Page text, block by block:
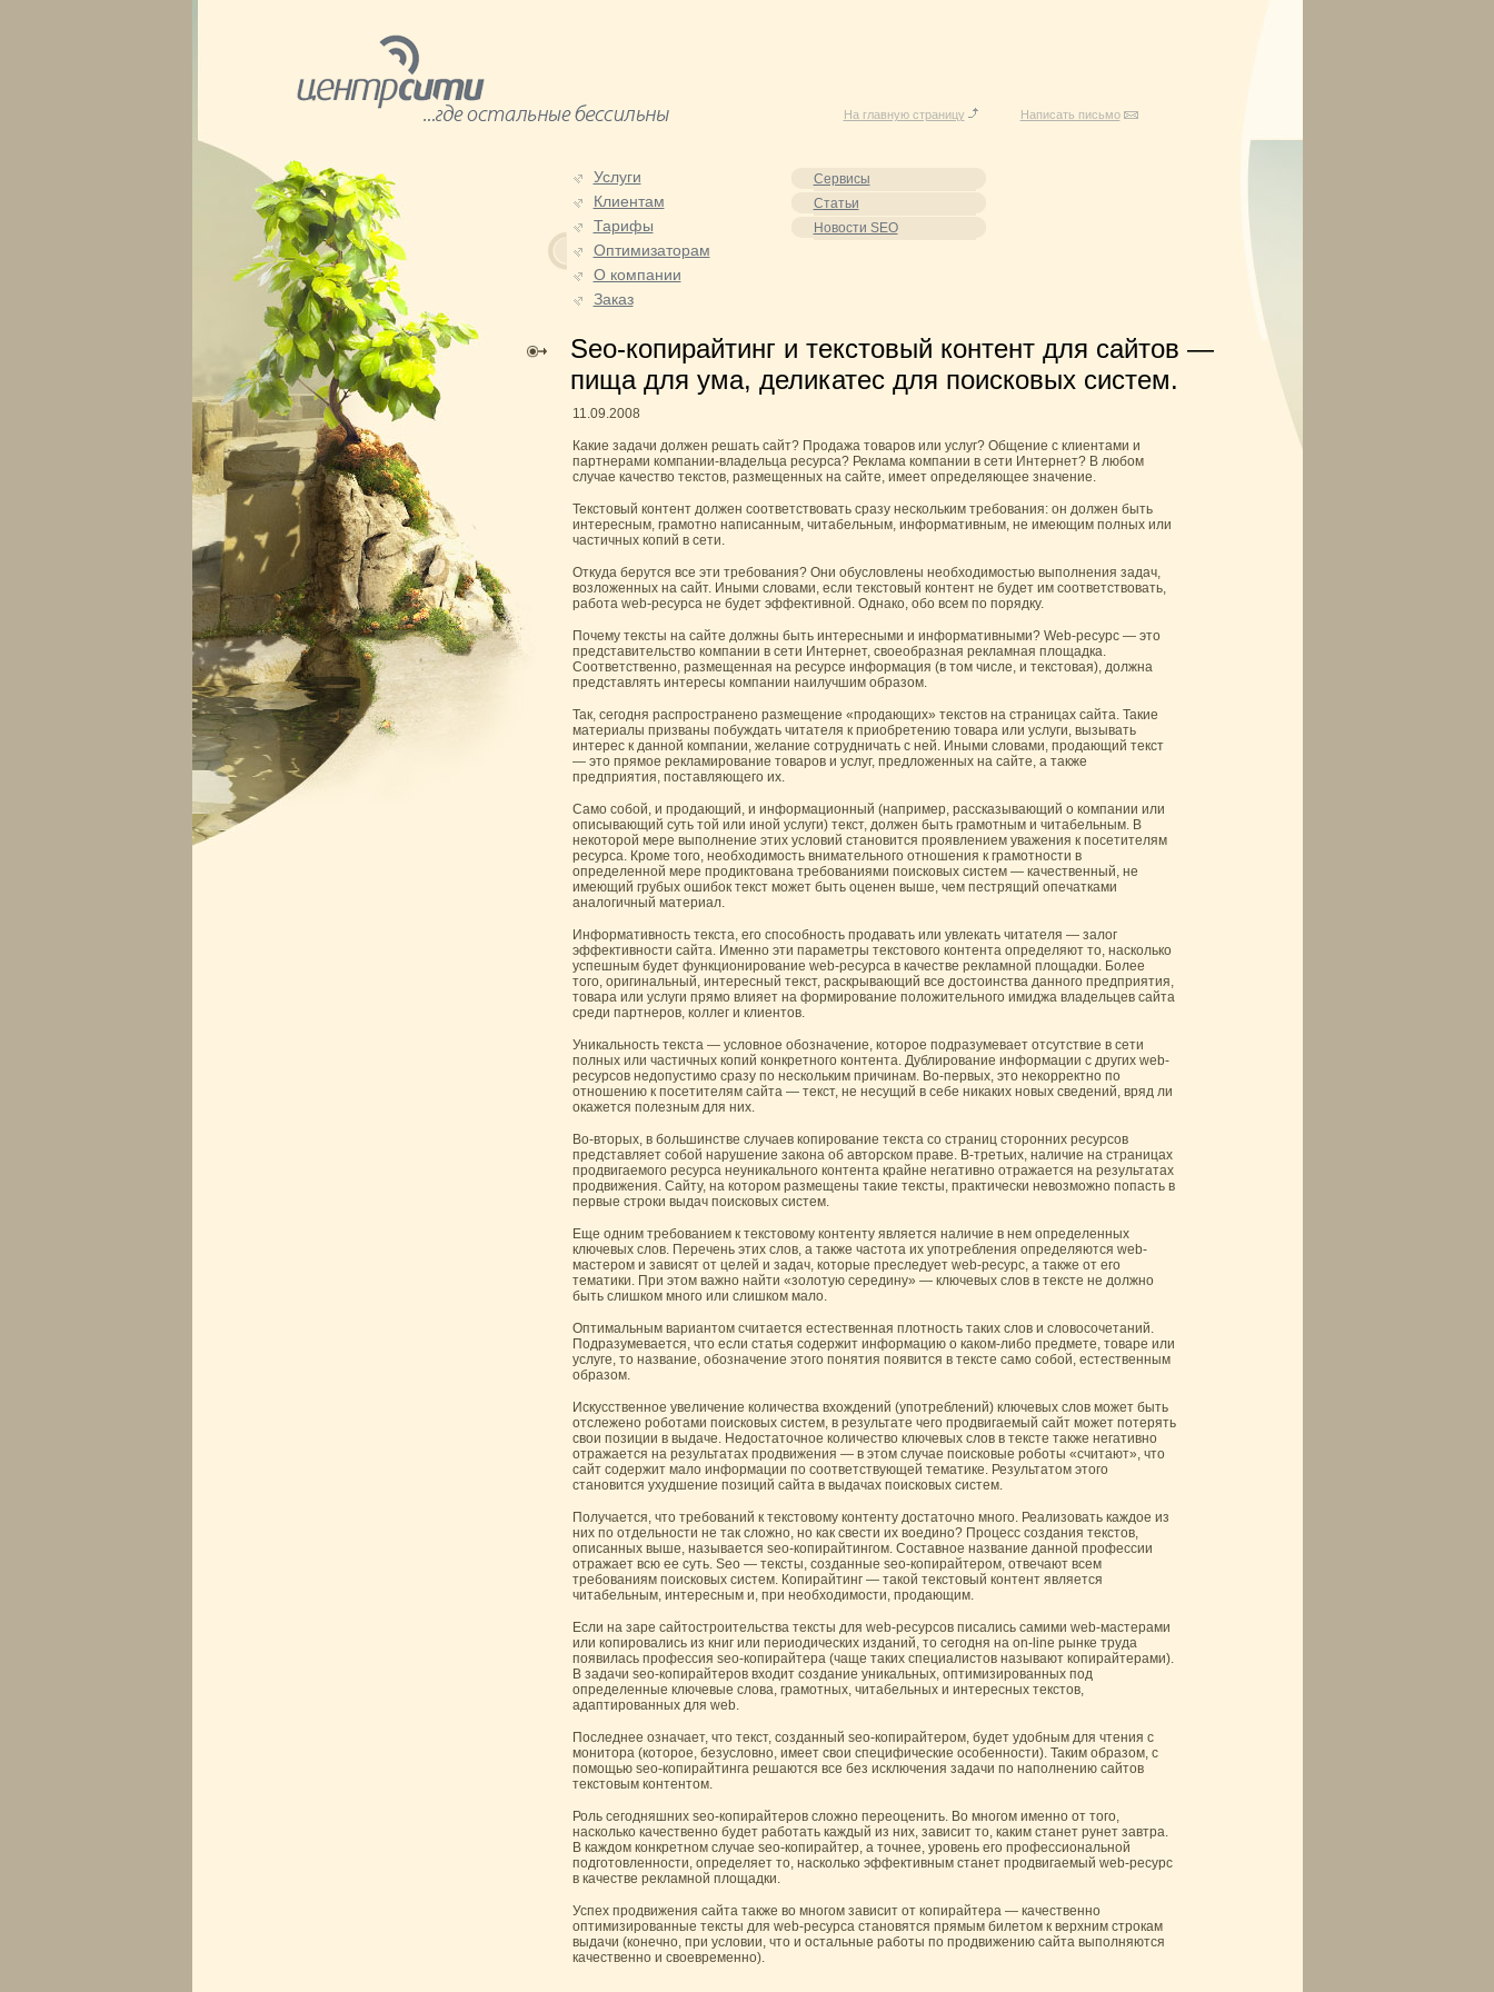
На главную страницу Написать письмо
Услуги
Сервисы
Статьи
Новости SEO
Клиентам
Тарифы
Оптимизаторам
О компании
Заказ
Seo-копирайтинг и текстовый контент для сайтов —
пища для ума, деликатес для поисковых систем.
11.09.2008
Какие задачи должен решать сайт? Продажа товаров или услуг? Общение с клиентами и
партнерами компании-владельца ресурса? Реклама компании в сети Интернет? В любом
случае качество текстов, размещенных на сайте, имеет определяющее значение.
Текстовый контент должен соответствовать сразу нескольким требования: он должен быть
интересным, грамотно написанным, читабельным, информативным, не имеющим полных или
частичных копий в сети.
Откуда берутся все эти требования? Они обусловлены необходимостью выполнения задач,
возложенных на сайт. Иными словами, если текстовый контент не будет им соответствовать,
работа web-ресурса не будет эффективной. Однако, обо всем по порядку.
Почему тексты на сайте должны быть интересными и информативными? Web-ресурс — это
представительство компании в сети Интернет, своеобразная рекламная площадка.
Соответственно, размещенная на ресурсе информация (в том числе, и текстовая), должна
представлять интересы компании наилучшим образом.
Так, сегодня распространено размещение «продающих» текстов на страницах сайта. Такие
материалы призваны побуждать читателя к приобретению товара или услуги, вызывать
интерес к данной компании, желание сотрудничать с ней. Иными словами, продающий текст
— это прямое рекламирование товаров и услуг, предложенных на сайте, а также
предприятия, поставляющего их.
Само собой, и продающий, и информационный (например, рассказывающий о компании или
описывающий суть той или иной услуги) текст, должен быть грамотным и читабельным. В
некоторой мере выполнение этих условий становится проявлением уважения к посетителям
ресурса. Кроме того, необходимость внимательного отношения к грамотности в
определенной мере продиктована требованиями поисковых систем — качественный, не
имеющий грубых ошибок текст может быть оценен выше, чем пестрящий опечатками
аналогичный материал.
Информативность текста, его способность продавать или увлекать читателя — залог
эффективности сайта. Именно эти параметры текстового контента определяют то, насколько
успешным будет функционирование web-ресурса в качестве рекламной площадки. Более
того, оригинальный, интересный текст, раскрывающий все достоинства данного предприятия,
товара или услуги прямо влияет на формирование положительного имиджа владельцев сайта
среди партнеров, коллег и клиентов.
Уникальность текста — условное обозначение, которое подразумевает отсутствие в сети
полных или частичных копий конкретного контента. Дублирование информации с других web-
ресурсов недопустимо сразу по нескольким причинам. Во-первых, это некорректно по
отношению к посетителям сайта — текст, не несущий в себе никаких новых сведений, вряд ли
окажется полезным для них.
Во-вторых, в большинстве случаев копирование текста со страниц сторонних ресурсов
представляет собой нарушение закона об авторском праве. В-третьих, наличие на страницах
продвигаемого ресурса неуникального контента крайне негативно отражается на результатах
продвижения. Сайту, на котором размещены такие тексты, практически невозможно попасть в
первые строки выдач поисковых систем.
Еще одним требованием к текстовому контенту является наличие в нем определенных
ключевых слов. Перечень этих слов, а также частота их употребления определяются web-
мастером и зависят от целей и задач, которые преследует web-ресурс, а также от его
тематики. При этом важно найти «золотую середину» — ключевых слов в тексте не должно
быть слишком много или слишком мало.
Оптимальным вариантом считается естественная плотность таких слов и словосочетаний.
Подразумевается, что если статья содержит информацию о каком-либо предмете, товаре или
услуге, то название, обозначение этого понятия появится в тексте само собой, естественным
образом.
Искусственное увеличение количества вхождений (употреблений) ключевых слов может быть
отслежено роботами поисковых систем, в результате чего продвигаемый сайт может потерять
свои позиции в выдаче. Недостаточное количество ключевых слов в тексте также негативно
отражается на результатах продвижения — в этом случае поисковые роботы «считают», что
сайт содержит мало информации по соответствующей тематике. Результатом этого
становится ухудшение позиций сайта в выдачах поисковых систем.
Получается, что требований к текстовому контенту достаточно много. Реализовать каждое из
них по отдельности не так сложно, но как свести их воедино? Процесс создания текстов,
описанных выше, называется seo-копирайтингом. Составное название данной профессии
отражает всю ее суть. Seo — тексты, созданные seo-копирайтером, отвечают всем
требованиям поисковых систем. Копирайтинг — такой текстовый контент является
читабельным, интересным и, при необходимости, продающим.
Если на заре сайтостроительства тексты для web-ресурсов писались самими web-мастерами
или копировались из книг или периодических изданий, то сегодня на on-line рынке труда
появилась профессия seo-копирайтера (чаще таких специалистов называют копирайтерами).
В задачи seo-копирайтеров входит создание уникальных, оптимизированных под
определенные ключевые слова, грамотных, читабельных и интересных текстов,
адаптированных для web.
Последнее означает, что текст, созданный seo-копирайтером, будет удобным для чтения с
монитора (которое, безусловно, имеет свои специфические особенности). Таким образом, с
помощью seo-копирайтинга решаются все без исключения задачи по наполнению сайтов
текстовым контентом.
Роль сегодняшних seo-копирайтеров сложно переоценить. Во многом именно от того,
насколько качественно будет работать каждый из них, зависит то, каким станет рунет завтра.
В каждом конкретном случае seo-копирайтер, а точнее, уровень его профессиональной
подготовленности, определяет то, насколько эффективным станет продвигаемый web-ресурс
в качестве рекламной площадки.
Успех продвижения сайта также во многом зависит от копирайтера — качественно
оптимизированные тексты для web-ресурса становятся прямым билетом к верхним строкам
выдачи (конечно, при условии, что и остальные работы по продвижению сайта выполняются
качественно и своевременно).